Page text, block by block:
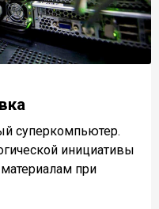
суперкомпьютер.
инициативы
при